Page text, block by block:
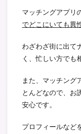
マッチングアプリ
でどこにいても異
わざわざ街に出て
く、忙しい方でも
また、マッチング
とんどなので、お
安心です。
プロフィールなど